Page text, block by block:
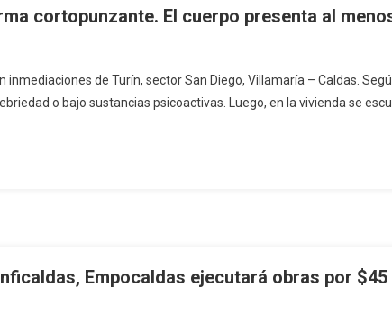
cortopunzante. El cuerpo presenta al
de Turín, sector San Diego, Villamaría – Caldas.
o bajo sustancias psicoactivas. Luego, en la vivienda se
Empocaldas ejecutará obras por